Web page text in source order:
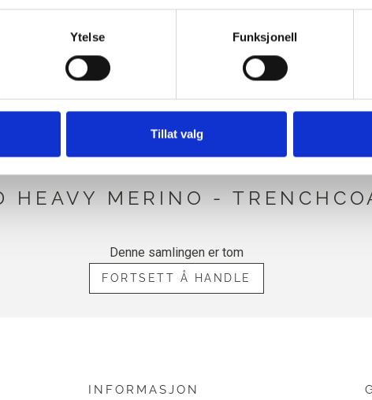
eller trekke tilbake ditt samtykke via vår retningslinjer for
du blokkerer og sletter informasjonskapsler.
Ytelse Funksjonell
Tillat valg
KOMPATIBLE COMPATIBLE
CASHMERE NEDENFOR ER
MED DENNE HEAVY
MERINO
HEAVY MERINO -
Denne samlingen er tom
FORTSETT Å HANDLE
INFORMASJON